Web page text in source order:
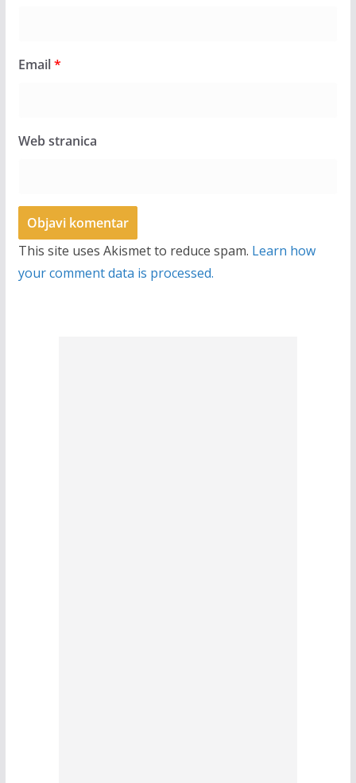
Email*
Web stranica
This site uses Akismet to reduce spam. Learn how
your comment data is processed.